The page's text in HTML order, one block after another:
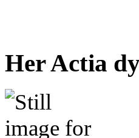
Her Actia